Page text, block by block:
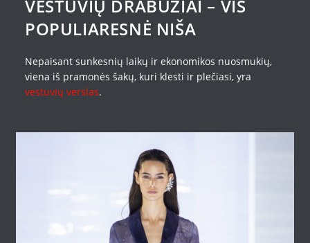
VESTUVIŲ DRABUŽIAI – VIS
POPULIARESNĖ NIŠA
Nepaisant sunkesnių laikų ir ekonomikos nuosmukių,
viena iš pramonės šakų, kuri klesti ir plečiasi, yra
vestuvių verslas.